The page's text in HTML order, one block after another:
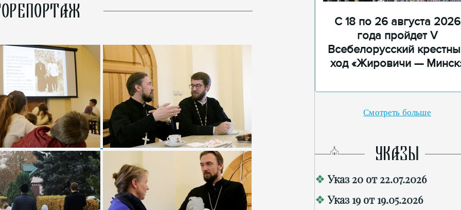
С 18 по 26 августа 2026
года пройдет V
Всебелорусский
ход «Жировичи —
Смотреть больше
УКАЗЫ
Указ 20 от 22.07.2026
Указ 19 от 19.05.2026